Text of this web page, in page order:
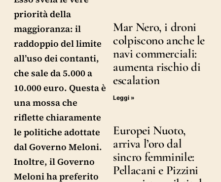
priorità della
maggioranza: il
raddoppio del limite
all’uso dei contanti,
che sale da 5.000 a
10.000 euro. Questa è
una mossa che
riflette chiaramente
le politiche adottate
dal Governo Meloni.
Inoltre, il Governo
Meloni ha preferito
Mar Nero, i droni
colpiscono anche le
navi commerciali:
aumenta rischio di
escalation
Leggi »
Europei Nuoto,
arriva l’oro dal
sincro femminile:
Pellacani e Pizzini